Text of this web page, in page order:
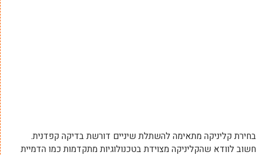
בחירת קליניקה מתאימה להשתלת שיניים דורשת בדיקה קפדנית.
חשוב לוודא שהקליניקה מצוידת בטכנולוגיות מתקדמות כמו הדמיית